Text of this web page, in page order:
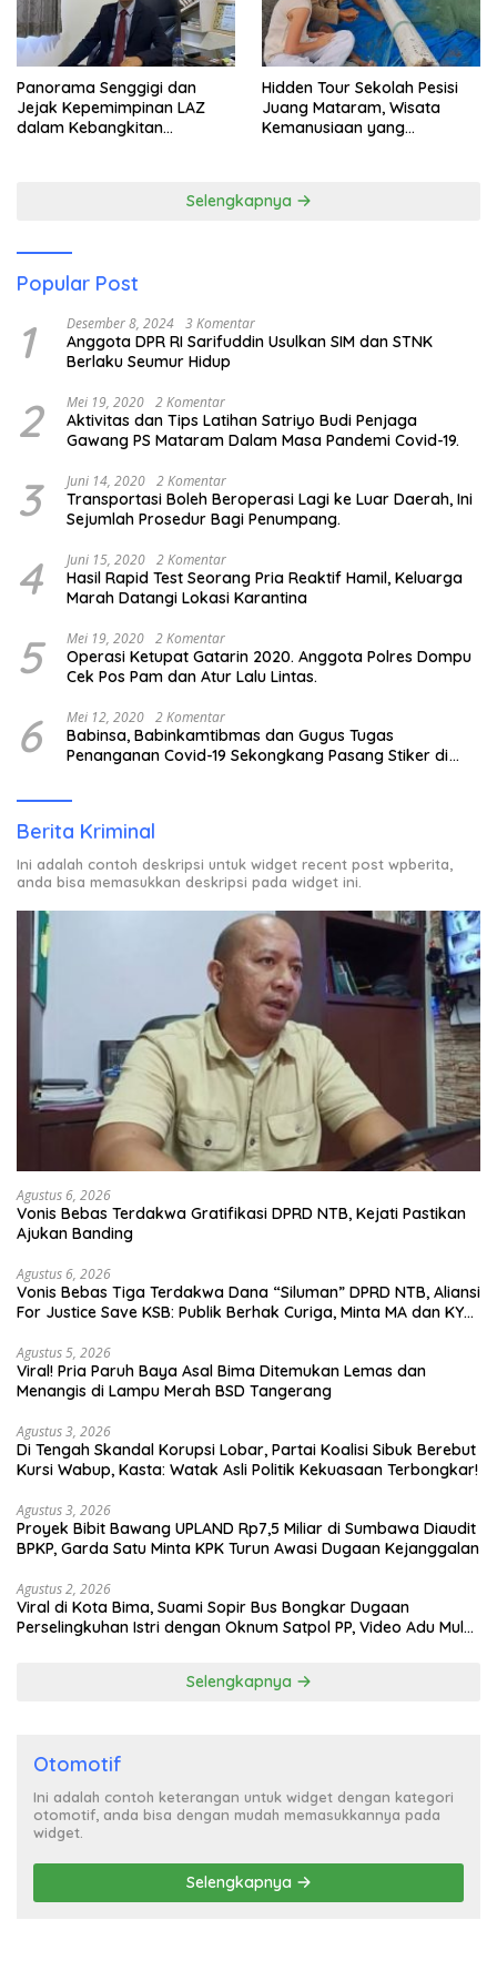
Panorama Senggigi dan
Jejak Kepemimpinan LAZ
dalam Kebangkitan
Hidden Tour Sekolah Pesisi
Juang Mataram, Wisata
Kemanusiaan yang
Selengkapnya
Popular Post
1 Desember 8, 2024 3 Komentar
Anggota DPR RI Sarifuddin Usulkan SIM dan STNK
Berlaku Seumur Hidup
2 Mei 19, 2020 2 Komentar
Aktivitas dan Tips Latihan Satriyo Budi Penjaga
Gawang PS Mataram Dalam Masa Pandemi Covid-19.
3 Juni 14, 2020 2 Komentar
Transportasi Boleh Beroperasi Lagi ke Luar Daerah, Ini
Sejumlah Prosedur Bagi Penumpang.
4 Juni 15, 2020 2 Komentar
Hasil Rapid Test Seorang Pria Reaktif Hamil, Keluarga
Marah Datangi Lokasi Karantina
5 Mei 19, 2020 2 Komentar
Operasi Ketupat Gatarin 2020. Anggota Polres Dompu
Cek Pos Pam dan Atur Lalu Lintas.
6 Mei 12, 2020 2 Komentar
Babinsa, Babinkamtibmas dan Gugus Tugas
Penanganan Covid-19 Sekongkang Pasang Stiker di
Berita Kriminal
Ini adalah contoh deskripsi untuk widget recent post wpberita,
anda bisa memasukkan deskripsi pada widget ini.
Agustus 6, 2026
Vonis Bebas Terdakwa Gratifikasi DPRD NTB, Kejati Pastikan
Ajukan Banding
Agustus 6, 2026
Vonis Bebas Tiga Terdakwa Dana “Siluman” DPRD NTB, Aliansi
For Justice Save KSB: Publik Berhak Curiga, Minta MA dan KY
Agustus 5, 2026
Viral! Pria Paruh Baya Asal Bima Ditemukan Lemas dan
Menangis di Lampu Merah BSD Tangerang
Agustus 3, 2026
Di Tengah Skandal Korupsi Lobar, Partai Koalisi Sibuk Berebut
Kursi Wabup, Kasta: Watak Asli Politik Kekuasaan Terbongkar!
Agustus 3, 2026
Proyek Bibit Bawang UPLAND Rp7,5 Miliar di Sumbawa Diaudit
BPKP, Garda Satu Minta KPK Turun Awasi Dugaan Kejanggalan
Agustus 2, 2026
Viral di Kota Bima, Suami Sopir Bus Bongkar Dugaan
Perselingkuhan Istri dengan Oknum Satpol PP, Video Adu Mulut
Selengkapnya
Otomotif
Ini adalah contoh keterangan untuk widget dengan kategori
otomotif, anda bisa dengan mudah memasukkannya pada
widget.
Selengkapnya